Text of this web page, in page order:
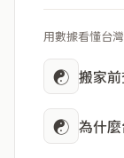
用數據看懂台
☯ 搬家
☯ 為什